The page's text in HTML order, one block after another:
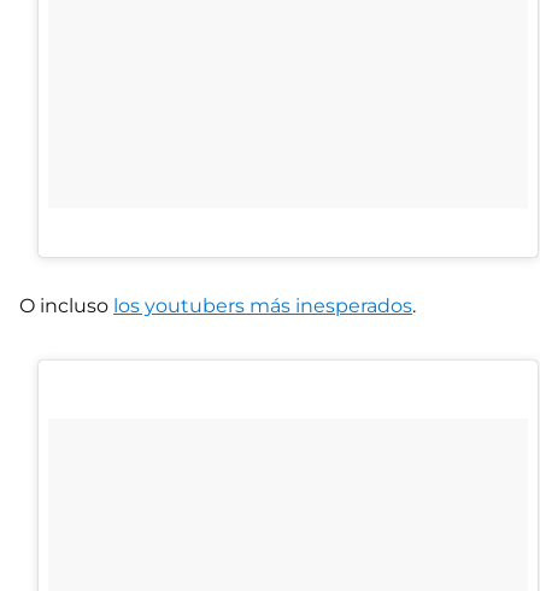
O incluso los youtubers más inesperados.